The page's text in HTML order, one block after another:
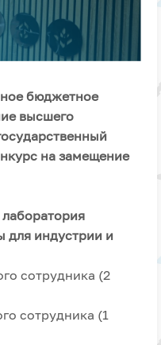
бюджетное
высшего
на замещение
для индустрии и
сотрудника (2
сотрудника (1